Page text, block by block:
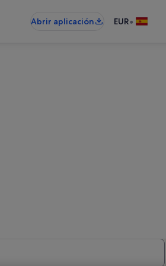
Abrir aplicación
EUR•